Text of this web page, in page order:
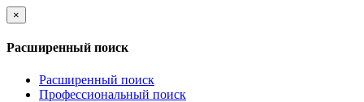
×
Расширенный поиск
Расширенный поиск
Профессиональный поиск